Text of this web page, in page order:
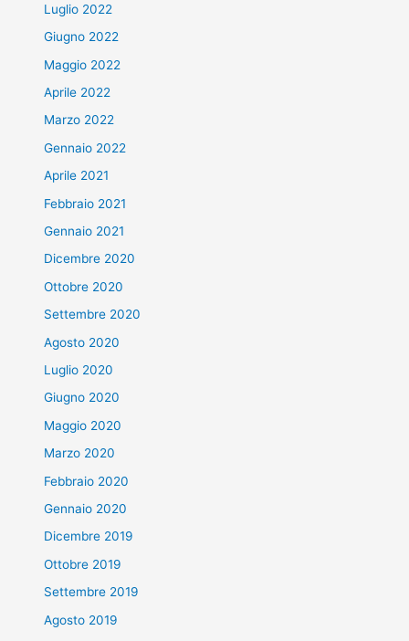
Luglio 2022
Giugno 2022
Maggio 2022
Aprile 2022
Marzo 2022
Gennaio 2022
Aprile 2021
Febbraio 2021
Gennaio 2021
Dicembre 2020
Ottobre 2020
Settembre 2020
Agosto 2020
Luglio 2020
Giugno 2020
Maggio 2020
Marzo 2020
Febbraio 2020
Gennaio 2020
Dicembre 2019
Ottobre 2019
Settembre 2019
Agosto 2019